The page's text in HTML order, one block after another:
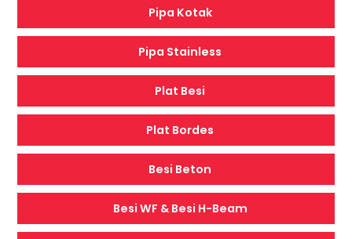
Pipa Kotak
Pipa Stainless
Plat Besi
Plat Bordes
Besi Beton
Besi WF & Besi H-Beam